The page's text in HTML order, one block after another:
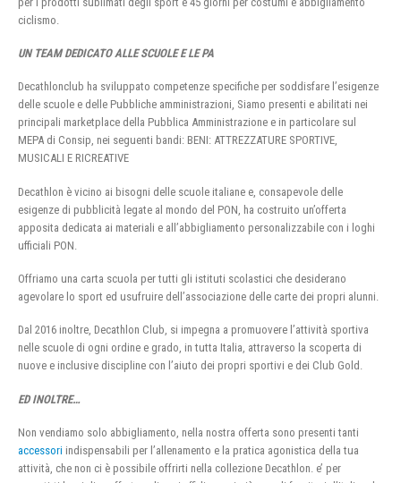
ciclismo.
UN TEAM DEDICATO ALLE SCUOLE E LE PA
Decathlonclub ha sviluppato competenze specifiche per soddisfare l’esigenze
delle scuole e delle Pubbliche amministrazioni, Siamo presenti e abilitati nei
principali marketplace della Pubblica Amministrazione e in particolare sul
MEPA di Consip, nei seguenti bandi: BENI: ATTREZZATURE SPORTIVE,
MUSICALI E RICREATIVE
Decathlon è vicino ai bisogni delle scuole italiane e, consapevole delle
esigenze di pubblicità legate al mondo del PON, ha costruito un’offerta
apposita dedicata ai materiali e all’abbigliamento personalizzabile con i loghi
ufficiali PON.
Offriamo una carta scuola per tutti gli istituti scolastici che desiderano
agevolare lo sport ed usufruire dell’associazione delle carte dei propri alunni.
Dal 2016 inoltre, Decathlon Club, si impegna a promuovere l’attività sportiva
nelle scuole di ogni ordine e grado, in tutta Italia, attraverso la scoperta di
nuove e inclusive discipline con l’aiuto dei propri sportivi e dei Club Gold.
ED INOLTRE…
Non vendiamo solo abbigliamento, nella nostra offerta sono presenti tanti
accessori indispensabili per l’allenamento e la pratica agonistica della tua
attività, che non ci è possibile offrirti nella collezione Decathlon. e’ per